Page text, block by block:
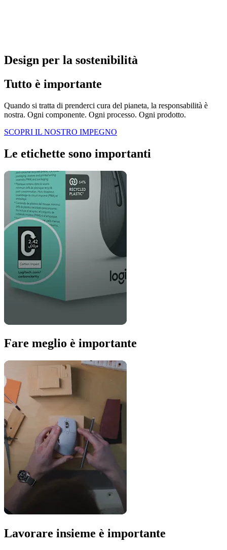
Design per la sostenibilità
Tutto è importante
Quando si tratta di prenderci cura del pianeta, la responsabilità è
nostra. Ogni componente. Ogni processo. Ogni prodotto.
SCOPRI IL NOSTRO IMPEGNO
Le etichette sono importanti
Fare meglio è importante
Lavorare insieme è importante